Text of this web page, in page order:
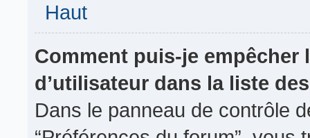
Haut
Comment puis-je empêcher
d’utilisateur dans la liste
Dans le panneau de contrôle